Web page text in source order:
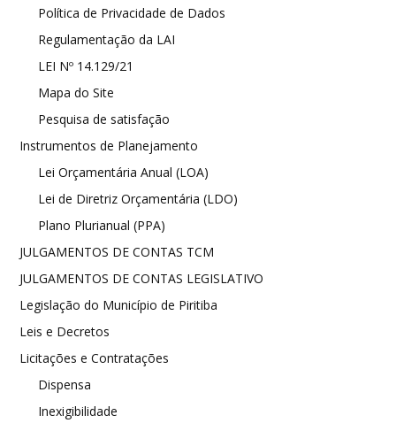
Política de Privacidade de Dados
Regulamentação da LAI
LEI Nº 14.129/21
Mapa do Site
Pesquisa de satisfação
Instrumentos de Planejamento
Lei Orçamentária Anual (LOA)
Lei de Diretriz Orçamentária (LDO)
Plano Plurianual (PPA)
JULGAMENTOS DE CONTAS TCM
JULGAMENTOS DE CONTAS LEGISLATIVO
Legislação do Município de Piritiba
Leis e Decretos
Licitações e Contratações
Dispensa
Inexigibilidade